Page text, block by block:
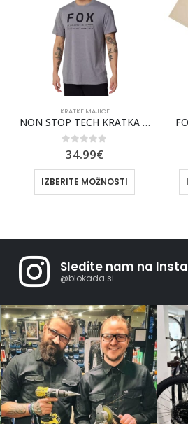
KRATKE MAJICE
NON STOP TECH KRATKA MAJICA FOX [HTR GRPH]
0out of 5
34.99€
IZBERITE MOŽNOSTI
Sledite nam na
@blokada.si